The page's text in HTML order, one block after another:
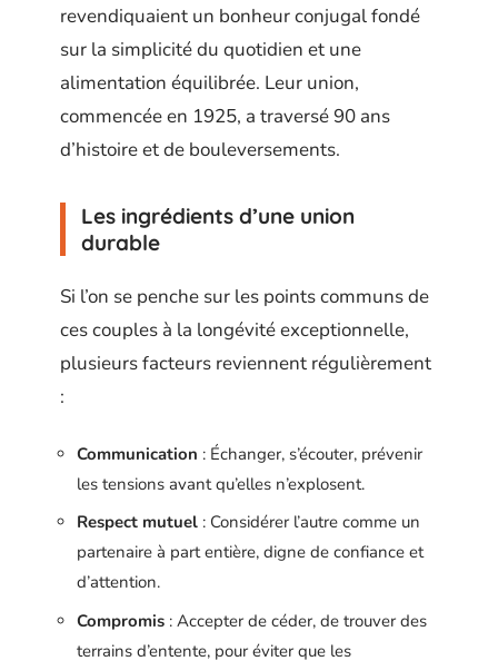
revendiquaient un bonheur conjugal fondé
sur la simplicité du quotidien et une
alimentation équilibrée. Leur union,
commencée en 1925, a traversé 90 ans
d’histoire et de bouleversements.
Les ingrédients d’une union
durable
Si l’on se penche sur les points communs de
ces couples à la longévité exceptionnelle,
plusieurs facteurs reviennent régulièrement
:
Communication : Échanger, s’écouter, prévenir
les tensions avant qu’elles n’explosent.
Respect mutuel : Considérer l’autre comme un
partenaire à part entière, digne de confiance et
d’attention.
Compromis : Accepter de céder, de trouver des
terrains d’entente, pour éviter que les